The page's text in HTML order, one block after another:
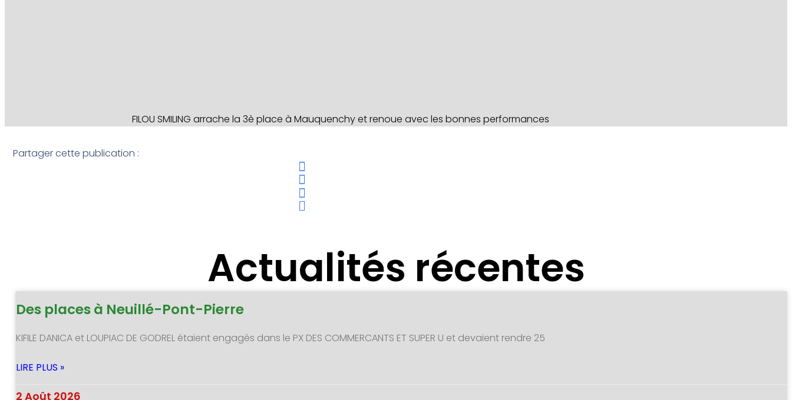
FILOU SMILING arrache la 3è place à Mauquenchy et renoue avec les bonnes performances
Partager cette publication :
Actualités récentes
Des places à Neuillé-Pont-Pierre
KIFILE DANICA et LOUPIAC DE GODREL étaient engagés dans le PX DES COMMERCANTS ET SUPER U et devaient rendre 25
LIRE PLUS »
2 Août 2026